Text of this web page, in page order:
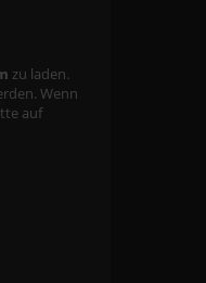
zu laden.
Wenn
auf